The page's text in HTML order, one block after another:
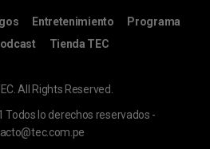
Entretenimiento
Programa
Tienda TEC
All Rights Reserved.
lo derechos reservados -